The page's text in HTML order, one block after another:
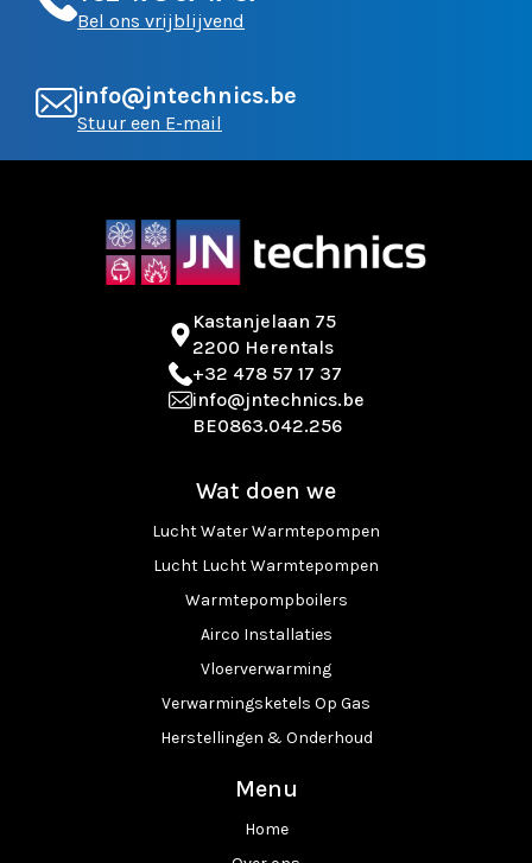
Bel ons vrijblijvend
info@jntechnics.be
Stuur een E-mail
Kastanjelaan 75
2200 Herentals
+32 478 57 17 37
info@jntechnics.be
BE0863.042.256
Wat doen we
Lucht Water Warmtepompen
Lucht Lucht Warmtepompen
Warmtepompboilers
Airco Installaties
Vloerverwarming
Verwarmingsketels Op Gas
Herstellingen & Onderhoud
Menu
Home